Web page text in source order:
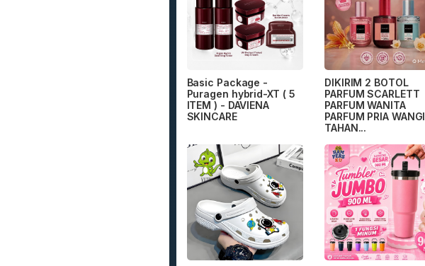
Basic Package -
Puragen hybrid-XT ( 5
ITEM ) - DAVIENA
SKINCARE
DIKIRIM 2 BOTOL
PARFUM SCARLETT
PARFUM WANITA
PARFUM PRIA WANGI
TAHAN...